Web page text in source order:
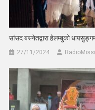
सांसद बस्नेतद्वारा हेलम्बुको
27/11/2024